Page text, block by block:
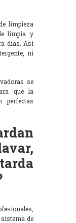
limpieza
limpia y
días. Así
ni
se
que la
perfectas
de